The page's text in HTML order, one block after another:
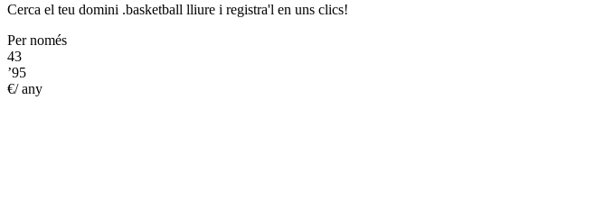
Cerca el teu domini .basketball lliure i registra'l en uns clics!
Per només
43
’95
€/ any